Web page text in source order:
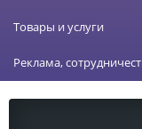
Товары и услуги
Реклама,